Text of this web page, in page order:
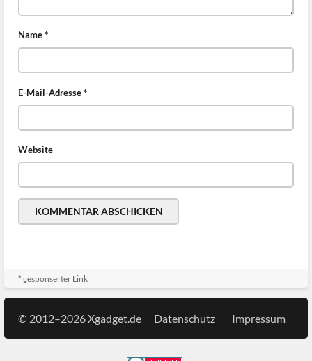
Name*
E-Mail-Adresse*
Website
* gesponserter Link
© 2012–2026 Xgadget.de Datenschutz Impressum